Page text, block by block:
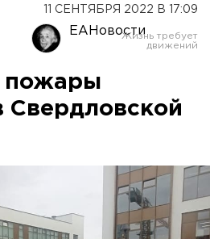
11 СЕНТЯБРЯ 2022 В 17:09
ЕАНовости
пожары
Свердловской